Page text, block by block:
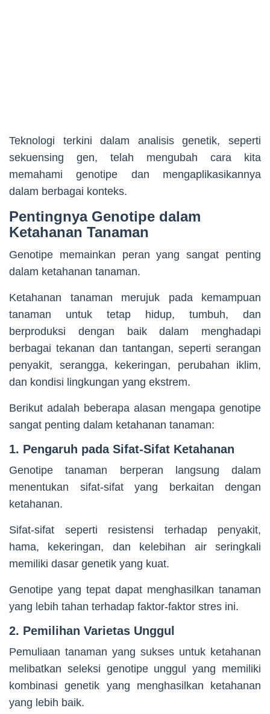
Teknologi terkini dalam analisis genetik, seperti
sekuensing gen, telah mengubah cara kita
memahami genotipe dan mengaplikasikannya
dalam berbagai konteks.
Pentingnya Genotipe dalam
Ketahanan Tanaman
Genotipe memainkan peran yang sangat penting
dalam ketahanan tanaman.
Ketahanan tanaman merujuk pada kemampuan
tanaman untuk tetap hidup, tumbuh, dan
berproduksi dengan baik dalam menghadapi
berbagai tekanan dan tantangan, seperti serangan
penyakit, serangga, kekeringan, perubahan iklim,
dan kondisi lingkungan yang ekstrem.
Berikut adalah beberapa alasan mengapa genotipe
sangat penting dalam ketahanan tanaman:
1. Pengaruh pada Sifat-Sifat Ketahanan
Genotipe tanaman berperan langsung dalam
menentukan sifat-sifat yang berkaitan dengan
ketahanan.
Sifat-sifat seperti resistensi terhadap penyakit,
hama, kekeringan, dan kelebihan air seringkali
memiliki dasar genetik yang kuat.
Genotipe yang tepat dapat menghasilkan tanaman
yang lebih tahan terhadap faktor-faktor stres ini.
2. Pemilihan Varietas Unggul
Pemuliaan tanaman yang sukses untuk ketahanan
melibatkan seleksi genotipe unggul yang memiliki
kombinasi genetik yang menghasilkan ketahanan
yang lebih baik.